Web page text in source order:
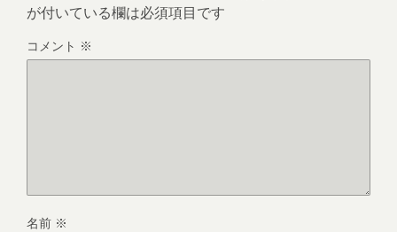
が付いている欄は必須項目です
コメント ※
名前 ※